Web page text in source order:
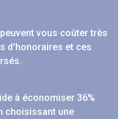
vous coûter très
d'honoraires et ces
à économiser 36%
choisissant une